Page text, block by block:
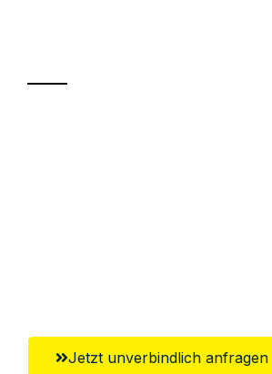
Jetzt unverbindlich anfragen